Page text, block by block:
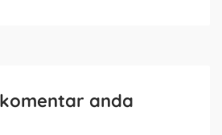
anda